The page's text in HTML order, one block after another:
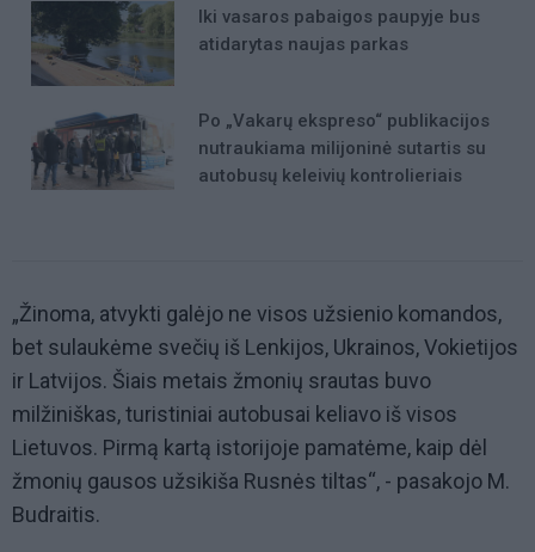
Iki vasaros pabaigos paupyje bus
atidarytas naujas parkas
Po „Vakarų ekspreso“ publikacijos
nutraukiama milijoninė sutartis su
autobusų keleivių kontrolieriais
„Žinoma, atvykti galėjo ne visos užsienio komandos,
bet sulaukėme svečių iš Lenkijos, Ukrainos, Vokietijos
ir Latvijos. Šiais metais žmonių srautas buvo
milžiniškas, turistiniai autobusai keliavo iš visos
Lietuvos. Pirmą kartą istorijoje pamatėme, kaip dėl
žmonių gausos užsikiša Rusnės tiltas“, - pasakojo M.
Budraitis.